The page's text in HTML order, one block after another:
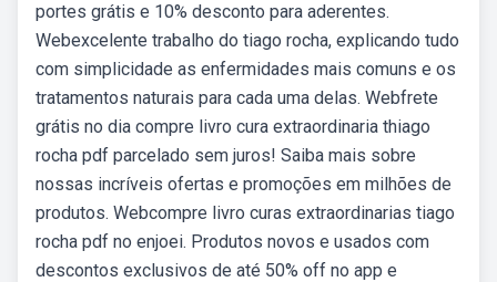
portes grátis e 10% desconto para aderentes.
Webexcelente trabalho do tiago rocha, explicando tudo
com simplicidade as enfermidades mais comuns e os
tratamentos naturais para cada uma delas. Webfrete
grátis no dia compre livro cura extraordinaria thiago
rocha pdf parcelado sem juros! Saiba mais sobre
nossas incríveis ofertas e promoções em milhões de
produtos. Webcompre livro curas extraordinarias tiago
rocha pdf no enjoei. Produtos novos e usados com
descontos exclusivos de até 50% off no app e